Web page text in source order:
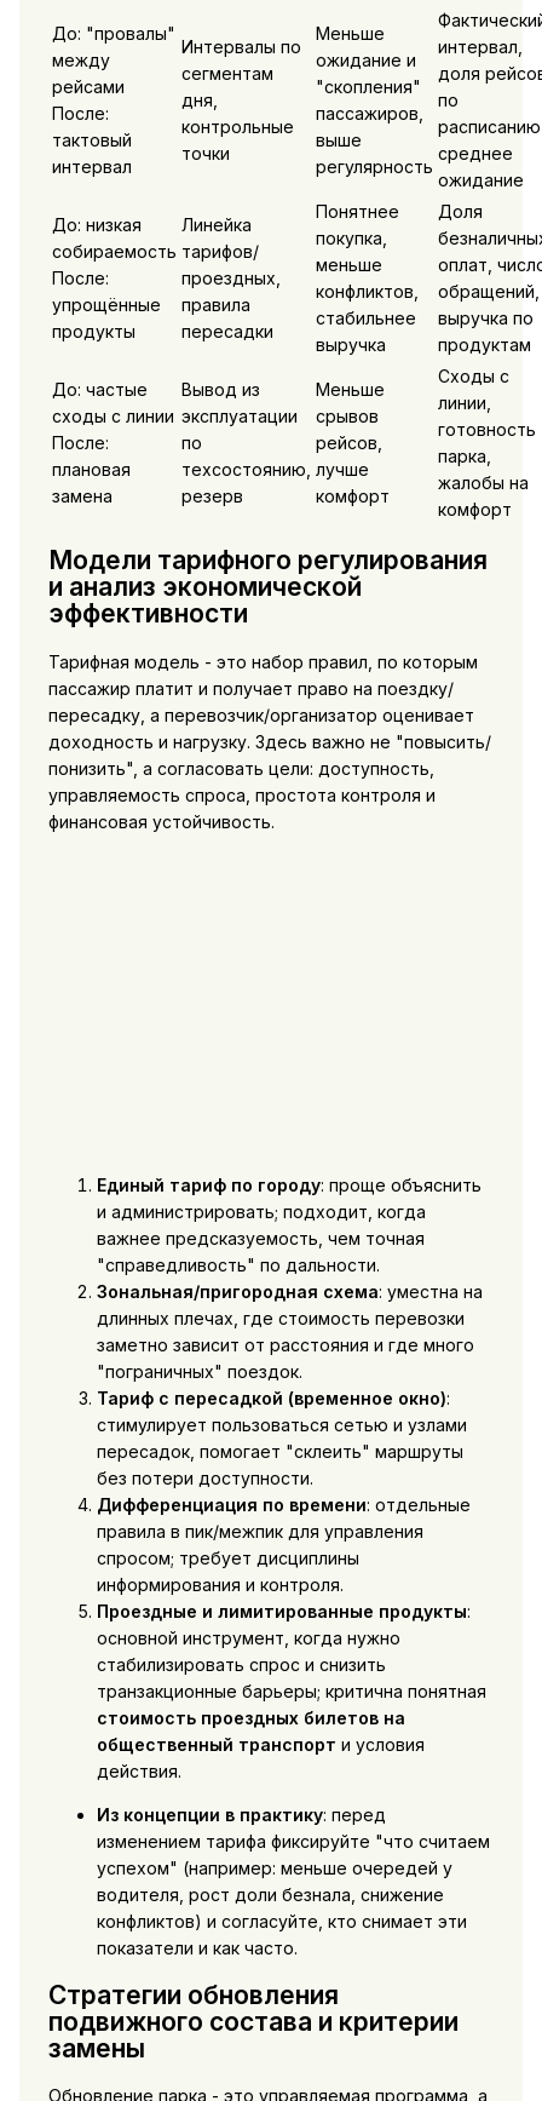
До: "провалы"
между
рейсами
После:
тактовый
интервал
Интервалы по
сегментам
дня,
контрольные
точки
Меньше
ожидание и
"скопления"
пассажиров,
выше
регулярность
интервал,
доля
по
среднее
ожидание
До: низкая
собираемость
После:
упрощённые
продукты
Линейка
тарифов/
проездных,
правила
пересадки
Понятнее
покупка,
меньше
конфликтов,
стабильнее
выручка
Доля
оплат,
обращений,
выручка по
продуктам
До: частые
сходы с линии
После:
плановая
замена
Вывод из
эксплуатации
по
техсостоянию,
резерв
Меньше
срывов
рейсов,
лучше
комфорт
Сходы с
линии,
готовность
парка,
жалобы на
комфорт
Модели тарифного регулирования
и анализ экономической
эффективности
Тарифная модель - это набор правил, по которым
пассажир платит и получает право на поездку/
пересадку, а перевозчик/организатор оценивает
доходность и нагрузку. Здесь важно не "повысить/
понизить", а согласовать цели: доступность,
управляемость спроса, простота контроля и
финансовая устойчивость.
Единый тариф по городу: проще объяснить
и администрировать; подходит, когда
важнее предсказуемость, чем точная
"справедливость" по дальности.
Зональная/пригородная схема: уместна на
длинных плечах, где стоимость перевозки
заметно зависит от расстояния и где много
"пограничных" поездок.
Тариф с пересадкой (временное окно):
стимулирует пользоваться сетью и узлами
пересадок, помогает "склеить" маршруты
без потери доступности.
Дифференциация по времени: отдельные
правила в пик/межпик для управления
спросом; требует дисциплины
информирования и контроля.
Проездные и лимитированные продукты:
основной инструмент, когда нужно
стабилизировать спрос и снизить
транзакционные барьеры; критична понятная
стоимость проездных билетов на
общественный транспорт и условия
действия.
Из концепции в практику: перед
изменением тарифа фиксируйте "что считаем
успехом" (например: меньше очередей у
водителя, рост доли безнала, снижение
конфликтов) и согласуйте, кто снимает эти
показатели и как часто.
Стратегии обновления
подвижного состава и критерии
замены
Обновление парка - это управляемая программа, а